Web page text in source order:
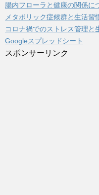
腸内フローラと健康の関係に
メタボリック症候群と生活習
コロナ禍でのストレス管理と
Googleスプレッドシート
スポンサーリンク